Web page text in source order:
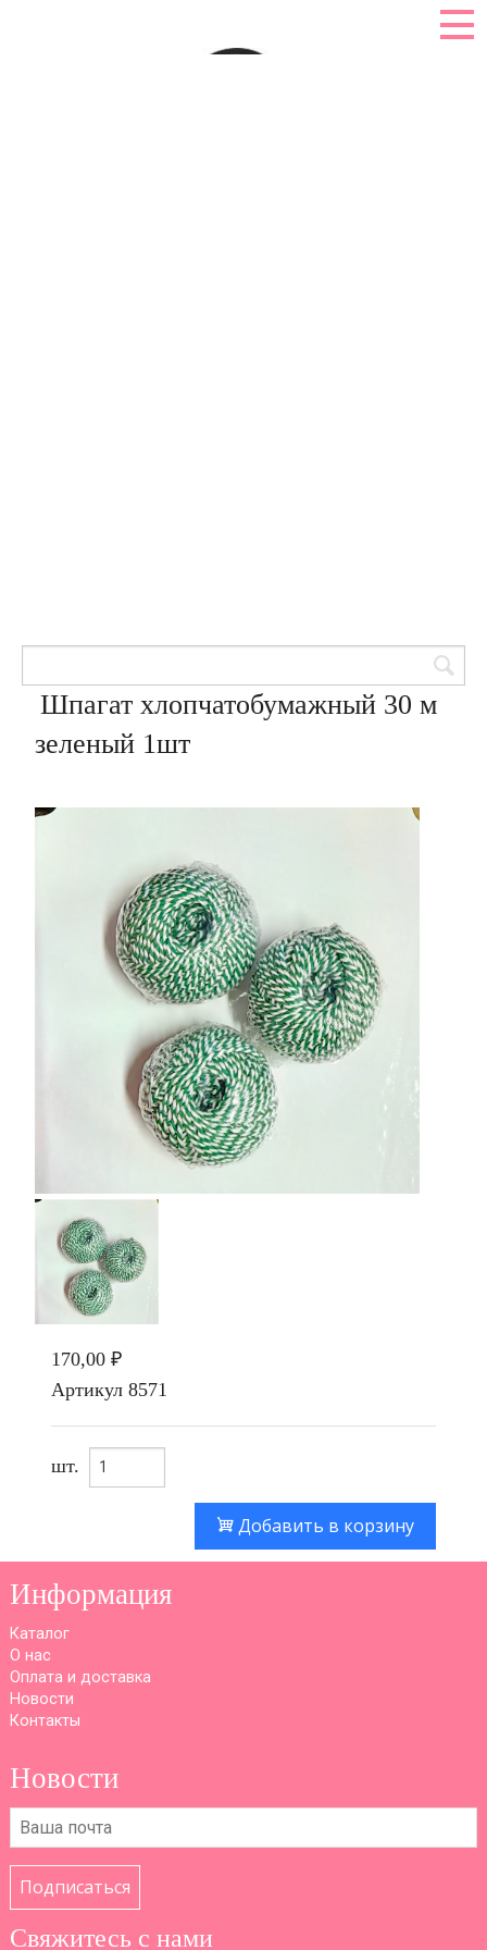
Шпагат хлопчатобумажный 30 м
зеленый 1шт
170,00 ₽
Артикул 8571
шт.
Добавить в корзину
Информация
Каталог
О нас
Оплата и доставка
Новости
Контакты
Новости
Подписаться
Свяжитесь с нами